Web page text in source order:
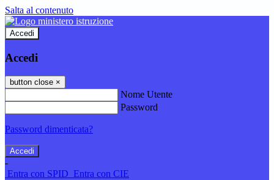
Salta al contenuto
Accedi
Accedi
button close ×
Nome Utente
Password
Password dimenticata?
-
Entra con SPID Entra con CIE